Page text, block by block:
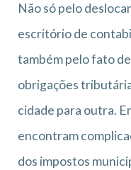
Não só pelo
escritório de
também pelo fato
obrigações
cidade para outra.
encontram
dos impostos